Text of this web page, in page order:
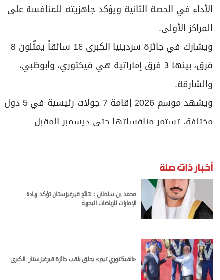
الأداء في الحصة الثانية ويؤكد جاهزيته للمنافسة على
المراكز الأولى.
ويشارك في جائزة سردينيا الكبرى 18 سائقاً يمثّلون 8
فرق، بينها 3 فرق إماراتية هي فيكتوري، وأبوظبي،
والشارقة.
ويشهد موسم 2026 إقامة 7 جولات رئيسية في 5 دول
مختلفة، تستمر منافساتها حتى ديسمبر المقبل.
أخبار ذات صلة
محمد بن سلطان : نتائج قيرغيزستان تؤكد ريادة
الإمارات للرياضات البحرية
«الفيكتوري تيم» يحلق بلقب جائزة قيرغيزستان الكبرى